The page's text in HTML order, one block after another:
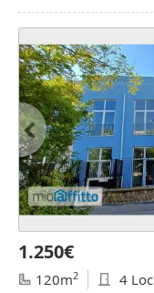
1.250€
120m2 4 Loc